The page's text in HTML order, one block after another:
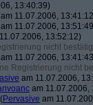
13:40:39)
am 11.07.2006,
am 11.07.2006,
13:52:12)
nicht
am 11.07.2006,
Registrierung nicht
am 11.07.2006,
am 11.07.2006,
(Pervasive am